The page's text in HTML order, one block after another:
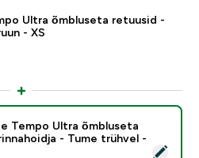
Ultra õmbluseta retuusid -
- XS
naiste Tempo Ultra õmbluseta
Tempo Ultra õmbluseta
- Tume trühvel -